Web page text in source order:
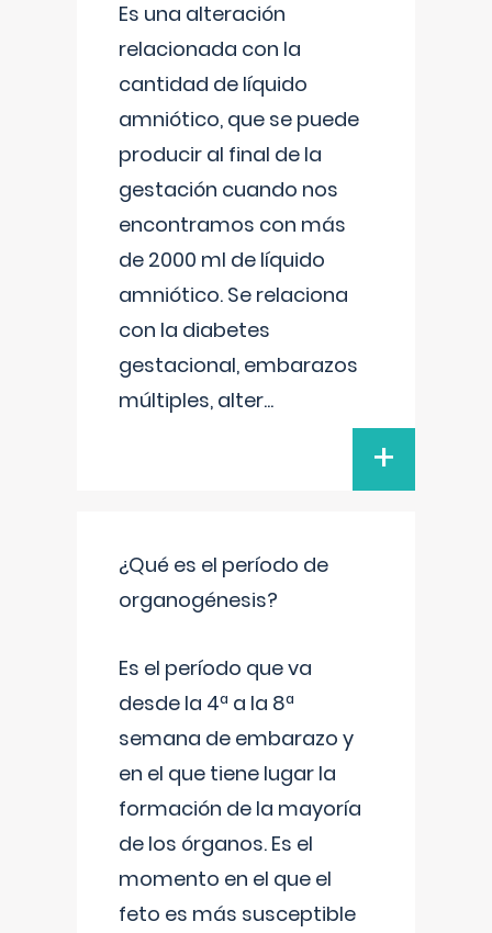
Es una alteración
relacionada con la
cantidad de líquido
amniótico, que se puede
producir al final de la
gestación cuando nos
encontramos con más
de 2000 ml de líquido
amniótico. Se relaciona
con la diabetes
gestacional, embarazos
múltiples, alter...
+
¿Qué es el período de
organogénesis?
Es el período que va
desde la 4ª a la 8ª
semana de embarazo y
en el que tiene lugar la
formación de la mayoría
de los órganos. Es el
momento en el que el
feto es más susceptible